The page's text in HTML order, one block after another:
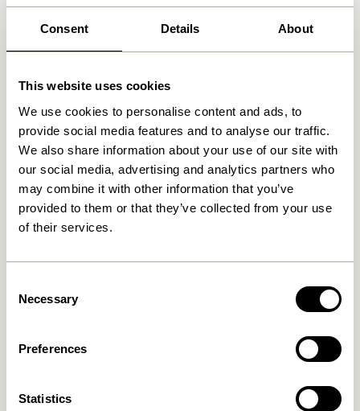
Consent Details About
This website uses cookies
We use cookies to personalise content and ads, to
provide social media features and to analyse our traffic.
We also share information about your use of our site with
our social media, advertising and analytics partners who
may combine it with other information that you’ve
provided to them or that they’ve collected from your use
of their services.
Selection
Necessary
Preferences
Statistics
Produits similaires
Nobby Buffet Naturel
Nobby Table console